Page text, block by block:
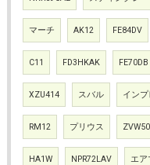
マーチ AK12 FE84DV
C11 FD3HKAK FE70DB
XZU414 スバル イン
RM12 プリウス ZVW50
HA1W NPR72LAV エア